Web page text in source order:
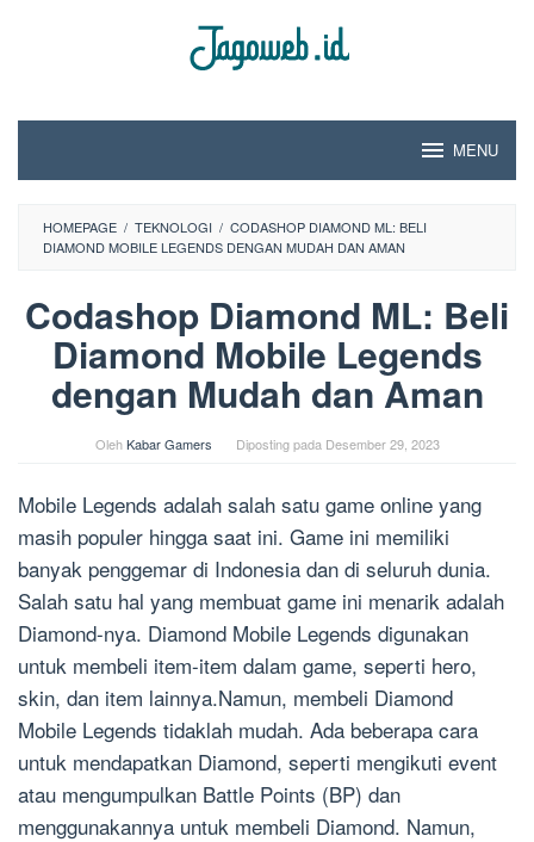
MENU
HOMEPAGE / TEKNOLOGI / CODASHOP DIAMOND ML: BELI
DIAMOND MOBILE LEGENDS DENGAN MUDAH DAN AMAN
Codashop Diamond ML: Beli
Diamond Mobile Legends
dengan Mudah dan Aman
OlehKabar Gamers Diposting pada Desember 29, 2023
Mobile Legends adalah salah satu game online yang
masih populer hingga saat ini. Game ini memiliki
banyak penggemar di Indonesia dan di seluruh dunia.
Salah satu hal yang membuat game ini menarik adalah
Diamond-nya. Diamond Mobile Legends digunakan
untuk membeli item-item dalam game, seperti hero,
skin, dan item lainnya.Namun, membeli Diamond
Mobile Legends tidaklah mudah. Ada beberapa cara
untuk mendapatkan Diamond, seperti mengikuti event
atau mengumpulkan Battle Points (BP) dan
menggunakannya untuk membeli Diamond. Namun,